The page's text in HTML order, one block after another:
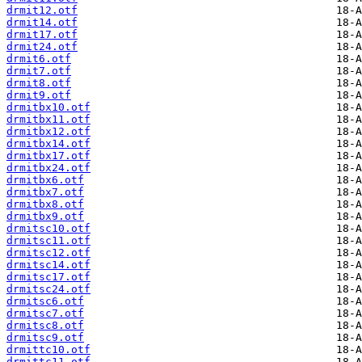
drmit12.otf
drmit14.otf
drmit17.otf
drmit24.otf
drmit6.otf
drmit7.otf
drmit8.otf
drmit9.otf
drmitbx10.otf
drmitbx11.otf
drmitbx12.otf
drmitbx14.otf
drmitbx17.otf
drmitbx24.otf
drmitbx6.otf
drmitbx7.otf
drmitbx8.otf
drmitbx9.otf
drmitsc10.otf
drmitsc11.otf
drmitsc12.otf
drmitsc14.otf
drmitsc17.otf
drmitsc24.otf
drmitsc6.otf
drmitsc7.otf
drmitsc8.otf
drmitsc9.otf
drmittc10.otf